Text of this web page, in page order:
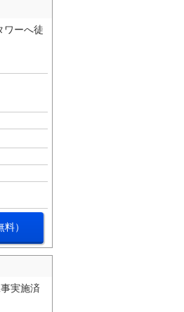
ワーへ徒
）
実施済